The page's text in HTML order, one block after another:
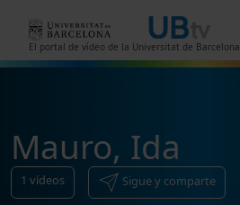
El portal de vídeo de la Universitat de Barcelona
Mauro, Ida
1 vídeos Sigue y comparte